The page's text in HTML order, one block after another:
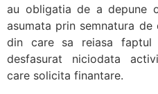
au obligatia de a depune
asumata prin semnatura
din care sa reiasa faptul
desfasurat niciodata
care solicita finantare.